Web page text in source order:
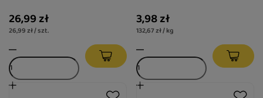
26,99 zł
26,99 zł / szt.
3,98 zł
132,67 zł / kg